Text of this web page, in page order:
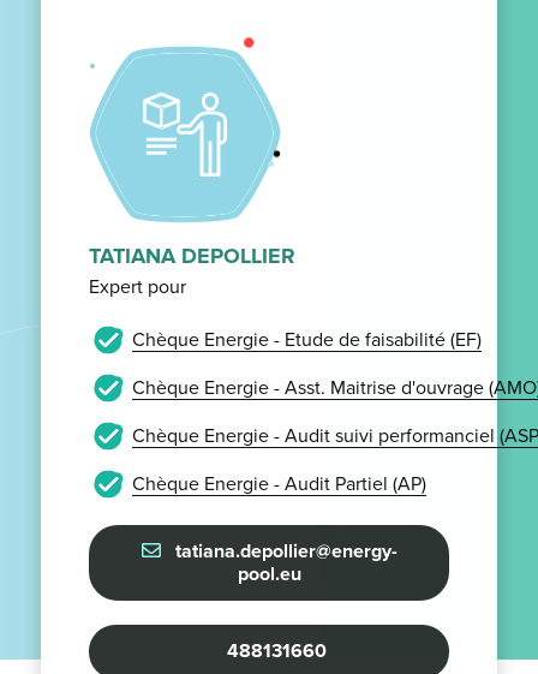
TATIANA DEPOLLIER
Expert pour
Chèque Energie - Etude de faisabilité (EF)
Chèque Energie - Asst. Maitrise d'ouvrage
Chèque Energie - Audit suivi performanciel
Chèque Energie - Audit Partiel (AP)
tatiana.depollier@energy-
pool.eu
488131660